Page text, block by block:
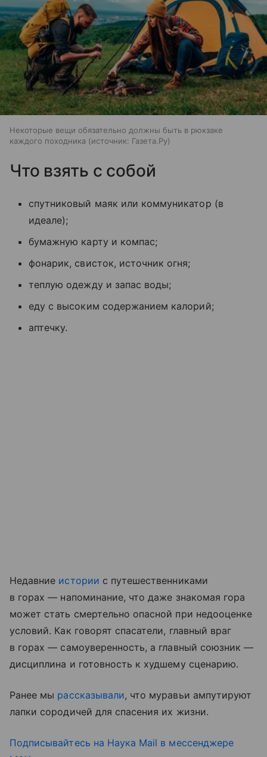
Некоторые вещи обязательно должны быть в рюкзаке
каждого походника
источник: Газета.Ру
Что взять с собой
спутниковый маяк или коммуникатор (в
идеале);
бумажную карту и компас;
фонарик, свисток, источник огня;
теплую одежду и запас воды;
еду с высоким содержанием калорий;
аптечку.
Недавние истории с путешественниками
в горах — напоминание, что даже знакомая гора
может стать смертельно опасной при недооценке
условий. Как говорят спасатели, главный враг
в горах — самоуверенность, а главный союзник —
дисциплина и готовность к худшему сценарию.
Ранее мы рассказывали, что муравьи ампутируют
лапки сородичей для спасения их жизни.
Подписывайтесь на Наука Mail в мессенджере